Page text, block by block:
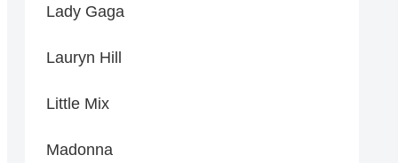
Lady Gaga
Lauryn Hill
Little Mix
Madonna